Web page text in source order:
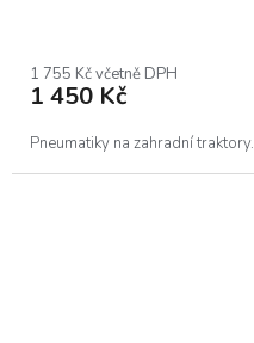
1 755 Kč včetně DPH
1 450 Kč
Pneumatiky na zahradní traktory.